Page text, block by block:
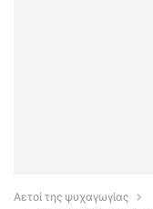
Αετοί της ψυχαγωγίας